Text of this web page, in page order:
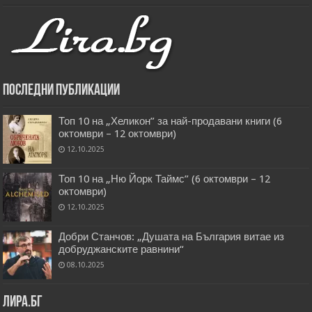
Последни публикации
Топ 10 на „Хеликон” за най-продавани книги (6
октомври – 12 октомври)
12.10.2025
Топ 10 на „Ню Йорк Таймс” (6 октомври – 12
октомври)
12.10.2025
Добри Станчов: „Душата на България витае из
добруджанските равнини“
08.10.2025
Лира.бг